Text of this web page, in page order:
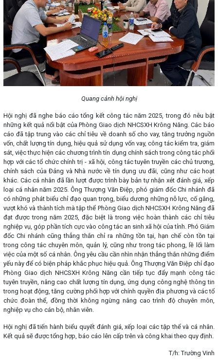
Quang cảnh hội nghị
Hội nghị đã nghe báo cáo tổng kết công tác năm 2025, trong đó nêu bật
những kết quả nổi bật của Phòng Giao dịch NHCSXH Krông Năng. Các báo
cáo đã tập trung vào các chỉ tiêu về doanh số cho vay, tăng trưởng nguồn
vốn, chất lượng tín dụng, hiệu quả sử dụng vốn vay, công tác kiểm tra, giám
sát, việc thực hiện các chương trình tín dụng chính sách trong công tác phối
hợp với các tổ chức chính trị - xã hội, công tác tuyên truyền các chủ trương,
chính sách của Đảng và Nhà nước về tín dụng ưu đãi, cũng như các hoạt
khác. Các cá nhân đã lần lượt được trình bày bản tự nhận xét đánh giá, xếp
loại cá nhân năm 2025. Ông Thượng Văn Điệp, phó giám đốc Chi nhánh đã
có những phát biểu chỉ đạo quan trọng, biểu dương những nỗ lực, cố gắng,
vượt khó và thành tích mà tập thể Phòng Giao dịch NHCSXH Krông Năng đã
đạt được trong năm 2025, đặc biệt là trong việc hoàn thành các chỉ tiêu
nghiệp vụ, góp phần tích cực vào công tác an sinh xã hội của tỉnh. Phó Giám
đốc Chi nhánh cũng thẳng thắn chỉ ra những tồn tại, hạn chế còn tồn tại
trong công tác chuyên môn, quản lý, cũng như trong tác phong, lề lối làm
việc của một số cá nhân. Ông yêu cầu cần nhìn nhận thẳng thắn những điểm
yếu này để có biện pháp khắc phục hiệu quả. Ông Thượng Văn Điệp chỉ đạo
Phòng Giao dịch NHCSXH Krông Năng cần tiếp tục đẩy mạnh công tác
tuyên truyền, nâng cao chất lượng tín dụng, ứng dụng công nghệ thông tin
trong hoạt động, tăng cường phối hợp với chính quyền địa phương và các tổ
chức đoàn thể, đồng thời không ngừng nâng cao trình độ chuyên môn,
nghiệp vụ cho cán bộ, nhân viên.
Hội nghị đã tiến hành biểu quyết đánh giá, xếp loại các tập thể và cá nhân.
Kết quả sẽ được tổng hợp, báo cáo lên cấp trên và công khai theo quy định.
T/h: Trường Vinh